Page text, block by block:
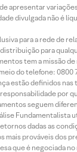
apresentar
divulgada não é
para a rede de
para
tem a missão
do telefone: 0800
estão definidos
por
seguem
Fundamentalista
dadas as
prováveis dos
que é negociada